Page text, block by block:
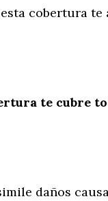
cobertura
te cubre
daños